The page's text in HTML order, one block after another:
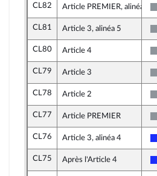
CL82 Article PREMIER, alinéa 2
CL81 Article 3, alinéa 5
CL80 Article 4
CL79 Article 3
CL78 Article 2
CL77 Article PREMIER
CL76 Article 3, alinéa 4
CL75 Après l'Article 4